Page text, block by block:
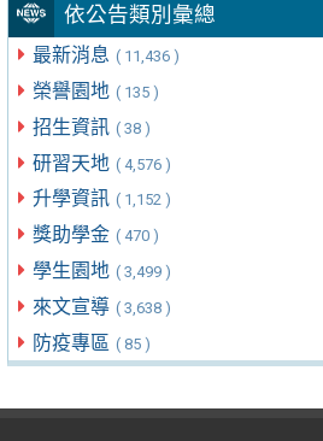
依公告類別彙總
最新消息 ( 11,436 )
榮譽園地 ( 135 )
招生資訊 ( 38 )
研習天地 ( 4,576 )
升學資訊 ( 1,152 )
獎助學金 ( 470 )
學生園地 ( 3,499 )
來文宣導 ( 3,638 )
防疫專區 ( 85 )